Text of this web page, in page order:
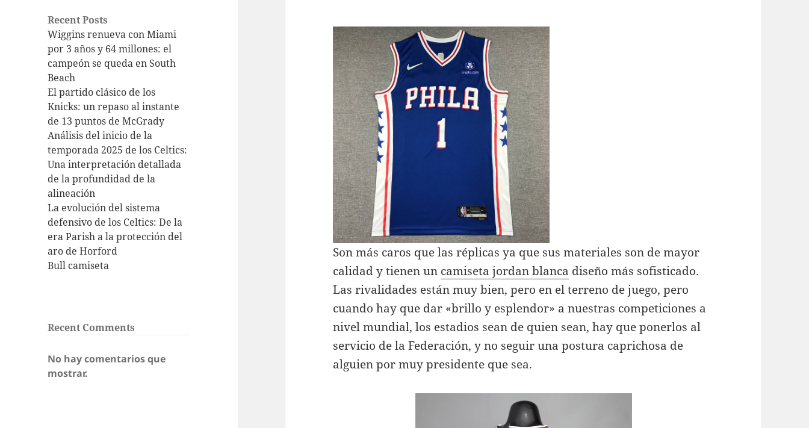
Recent Posts
Wiggins renueva con Miami
por 3 años y 64 millones: el
campeón se queda en South
Beach
El partido clásico de los
Knicks: un repaso al instante
de 13 puntos de McGrady
Análisis del inicio de la
temporada 2025 de los Celtics:
Una interpretación detallada
de la profundidad de la
alineación
La evolución del sistema
defensivo de los Celtics: De la
era Parish a la protección del
aro de Horford
Bull camiseta
Recent Comments
No hay comentarios que
mostrar.
Son más caros que las réplicas ya que sus materiales son de mayor
calidad y tienen un camiseta jordan blanca diseño más sofisticado.
Las rivalidades están muy bien, pero en el terreno de juego, pero
cuando hay que dar «brillo y esplendor» a nuestras competiciones a
nivel mundial, los estadios sean de quien sean, hay que ponerlos al
servicio de la Federación, y no seguir una postura caprichosa de
alguien por muy presidente que sea.